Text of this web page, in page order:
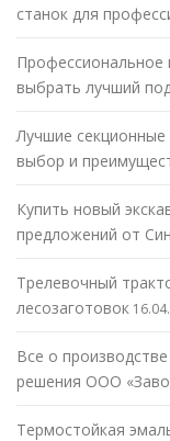
станок для
Профессиональное
выбрать лучший
Лучшие
выбор и
Купить новый
предложений от
Трелевочный
лесозаготовок
Все о
решения ООО
Термостойкая